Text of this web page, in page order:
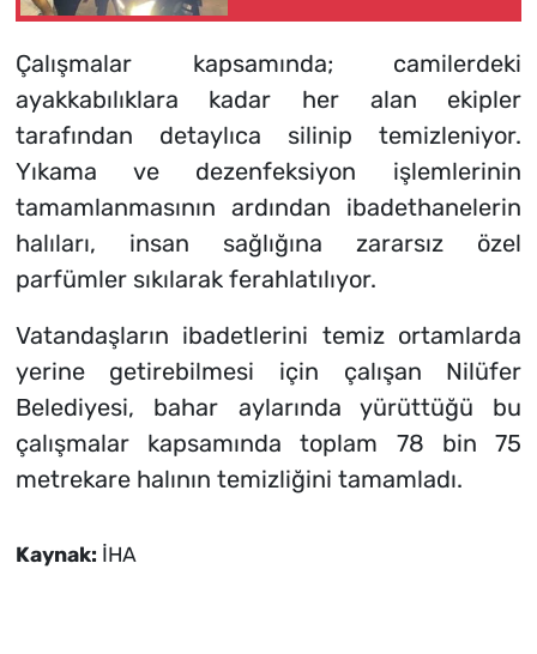
Çalışmalar kapsamında; camilerdeki
ayakkabılıklara kadar her alan ekipler
tarafından detaylıca silinip temizleniyor.
Yıkama ve dezenfeksiyon işlemlerinin
tamamlanmasının ardından ibadethanelerin
halıları, insan sağlığına zararsız özel
parfümler sıkılarak ferahlatılıyor.
Vatandaşların ibadetlerini temiz ortamlarda
yerine getirebilmesi için çalışan Nilüfer
Belediyesi, bahar aylarında yürüttüğü bu
çalışmalar kapsamında toplam 78 bin 75
metrekare halının temizliğini tamamladı.
Kaynak: İHA